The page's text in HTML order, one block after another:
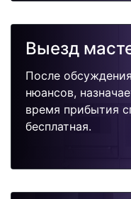
поломок.
Выезд
После
нюансов,
время прибытия
бесплатная.